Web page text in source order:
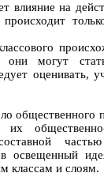
влияние на
они могут
оценивать,
общественного
общественно-
частью
освещенный
классам и слоям.